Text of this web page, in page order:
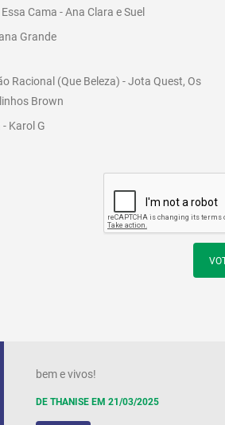
Cama - Ana Clara e Suel
Grande
Racional (Que Beleza) - Jota Quest, Os
Brown
Karol G
bem e vivos!
DE THANISE EM 21/03/2025